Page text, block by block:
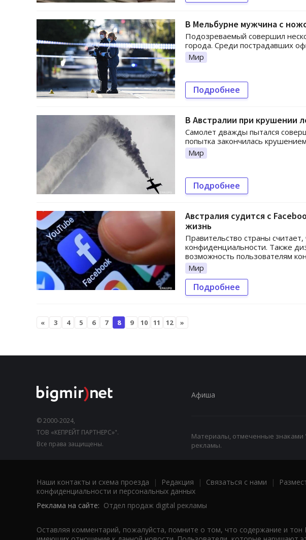
В Мельбурне мужчина с
Подозреваемый совершил
города. Среди пострадавших
Мир
Подробнее
В Австралии при крушении
Самолет дважды пытался
попытка закончилась
Мир
Подробнее
Австралия судится с
жизнь
Правительство страны
конфиденциальности. Также
возможность пользователям
Мир
Подробнее
« 3 4 5 6 7 8 9 10 11 12 »
© 2000-2024,
ТОВ «КЕПРЕЙТ ПАРТНЕРС»".
Все права защищены.
Афиша
Материалы, отмеченные знаками
рекламы.
Наши контакты и схема проезда | Редакция | Связаться с нами |
конфиденциальности и персональных данных
Реклама на сайте: Отдел продаж digital рекламы
Оставляя комментарий, пожалуйста, помните о том, что содержание и